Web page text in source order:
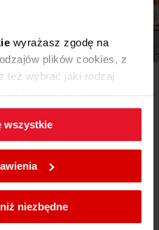
wyrażasz zgodę na
plików cookies, z
też wybrać jaki rodzaj
na Twoim urządzeniu,
wybrane przez Ciebie
w zakładkę
wszystkie
niezbędne
trochę więcej poczytać o